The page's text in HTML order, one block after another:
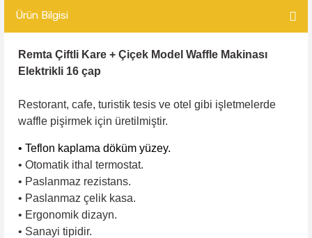
Ürün Bilgisi
Remta Çiftli Kare + Çiçek Model Waffle Makinası
Elektrikli 16 çap
Restorant, cafe, turistik tesis ve otel gibi işletmelerde
waffle pişirmek için üretilmiştir.
• Teflon kaplama döküm yüzey.
• Otomatik ithal termostat.
• Paslanmaz rezistans.
• Paslanmaz çelik kasa.
• Ergonomik dizayn.
• Sanayi tipidir.